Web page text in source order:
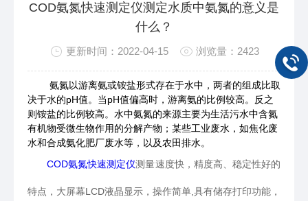
COD氨氮快速测定仪测定水质中氨氮的意义是
什么？
更新时间：2022-04-15 浏览量：2423
氨氮以游离氨或铵盐形式存在于水中，两者的组成比取
决于水的pH值。当pH值偏高时，游离氨的比例较高。反之
则铵盐的比例较高。水中氨氮的来源主要为生活污水中含氮
有机物受微生物作用的分解产物；某些工业废水，如焦化废
水和合成氨化肥厂废水等，以及农田排水。
COD氨氮快速测定仪测量速度快，精度高、稳定性好的
特点，大屏幕LCD液晶显示，操作简单,具有储存打印功能，